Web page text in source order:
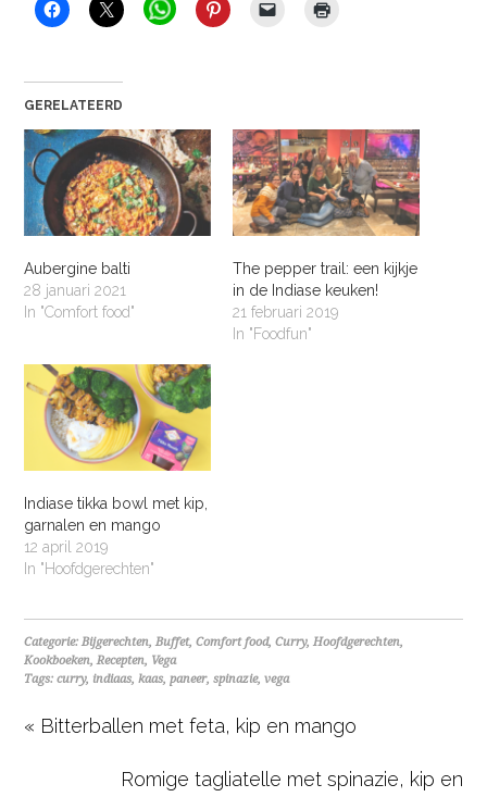
GERELATEERD
Aubergine balti
28 januari 2021
In "Comfort food"
The pepper trail: een kijkje
in de Indiase keuken!
21 februari 2019
In "Foodfun"
Indiase tikka bowl met kip,
garnalen en mango
12 april 2019
In "Hoofdgerechten"
Categorie:Bijgerechten,Buffet,Comfort food,Curry,Hoofdgerechten,
Kookboeken,Recepten, Vega
Tags:curry, indiaas,kaas,paneer,spinazie,vega
« Bitterballen met feta, kip en mango
Romige tagliatelle met spinazie, kip en